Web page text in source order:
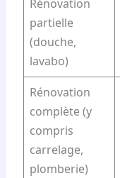
Rénovation
partielle
(douche,
lavabo)
Rénovation
complète (y
compris
carrelage,
plomberie)